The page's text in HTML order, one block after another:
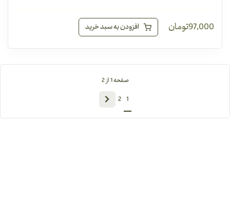
97,000تومان افزودن به سبد خرید
صفحه1از2
1
2